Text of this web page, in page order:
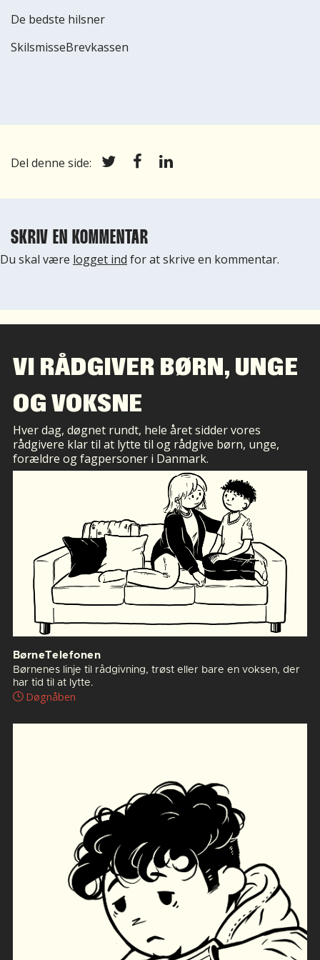
De bedste hilsner
SkilsmisseBrevkassen
Del denne side:
SKRIV EN KOMMENTAR
Du skal være logget ind for at skrive en kommentar.
VI RÅDGIVER BØRN, UNGE
OG VOKSNE
Hver dag, døgnet rundt, hele året sidder vores
rådgivere klar til at lytte til og rådgive børn, unge,
forældre og fagpersoner i Danmark.
BørneTelefonen
Børnenes linje til rådgivning, trøst eller bare en voksen, der
har tid til at lytte.
Døgnåben